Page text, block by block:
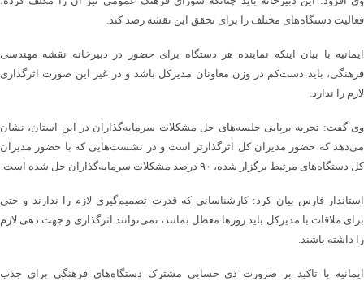
فعالیت دستگاه‌های مختلف را برای تحقق این نقشه رصد کند.
ایمانیه با بیان اینکه نماینده هر دستگاه برای حضور در دبیرخانه نقشه مهندسی
فرهنگی، باید دست‌کم در وزن معاونان مدیرکل باشد و در غیر این صورت اثرگذاری
لازم را ندارد.
وی گفت: تجربه برپایی جلسه‌های حل مشکلات سرمایه‌گذاران در این استان، نشان
می‌دهد که حضور مدیران کل اثرگذارتر است و در نشست‌هایی که با حضور مدیران
کل دستگاه‌های مرتبط برگزار شده، ۹۰ درصد مشکلات سرمایه‌گذاران حل شده است.
استاندار فارس بیان کرد: کارشناسانی که قدرت تصمیم‌گیری لازم را ندارند و حتی
برای ملاقات با مدیرکل باید روزها معطل بمانند، نمی‌توانند اثرگذاری و جهت دهی لازم
را داشته باشند.
ایمانیه با تاکید بر ضرورت ذی حسابی مشترک دستگاه‌های فرهنگی برای جذب